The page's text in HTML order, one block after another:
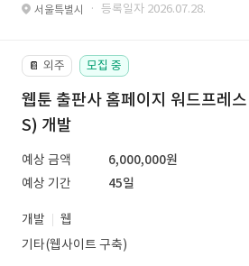
서울특별시 · 등록일자 2026.07.28.
📔 외주 모집 중
웹툰 출판사 홈페이지 워드프레
S) 개발
예상 금액
6,000,000원
예상 기간
45일
개발
웹
기타(웹사이트 구축)